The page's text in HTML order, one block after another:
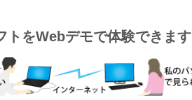
トをWebデモで体験できます